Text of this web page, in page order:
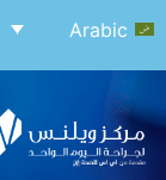
Arabic